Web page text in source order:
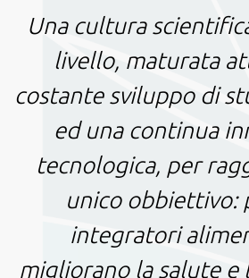
Una cultura
livello, maturata
costante sviluppo di
ed una continua
tecnologica, per
unico obbiettivo:
integratori
migliorano la salute e